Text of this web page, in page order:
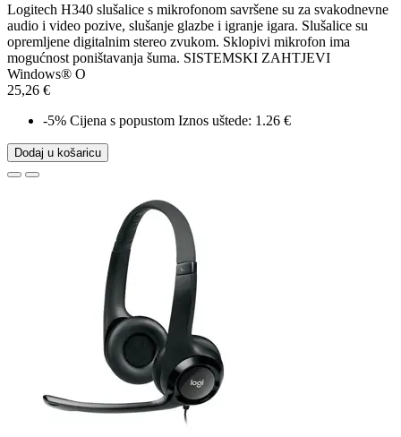
Logitech H340 slušalice s mikrofonom savršene su za svakodnevne
audio i video pozive, slušanje glazbe i igranje igara. Slušalice su
opremljene digitalnim stereo zvukom. Sklopivi mikrofon ima
mogućnost poništavanja šuma. SISTEMSKI ZAHTJEVI
Windows® O
25,26 €
-5% Cijena s popustom Iznos uštede: 1.26 €
Dodaj u košaricu